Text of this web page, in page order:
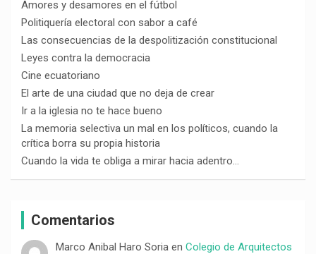
Amores y desamores en el fútbol
Politiquería electoral con sabor a café
Las consecuencias de la despolitización constitucional
Leyes contra la democracia
Cine ecuatoriano
El arte de una ciudad que no deja de crear
Ir a la iglesia no te hace bueno
La memoria selectiva un mal en los políticos, cuando la
crítica borra su propia historia
Cuando la vida te obliga a mirar hacia adentro…
Comentarios
Marco Anibal Haro Soriaen Colegio de Arquitectos